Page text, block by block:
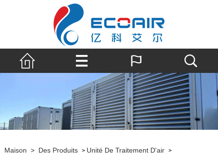
Maison > Des Produits > Unité De Traitement D'air >